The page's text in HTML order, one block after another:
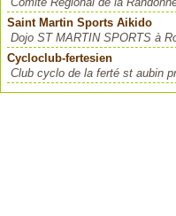
Saint Martin Sports Aikido
Dojo ST MARTIN SPORTS à
Cycloclub-fertesien
Club cyclo de la ferté st aubin